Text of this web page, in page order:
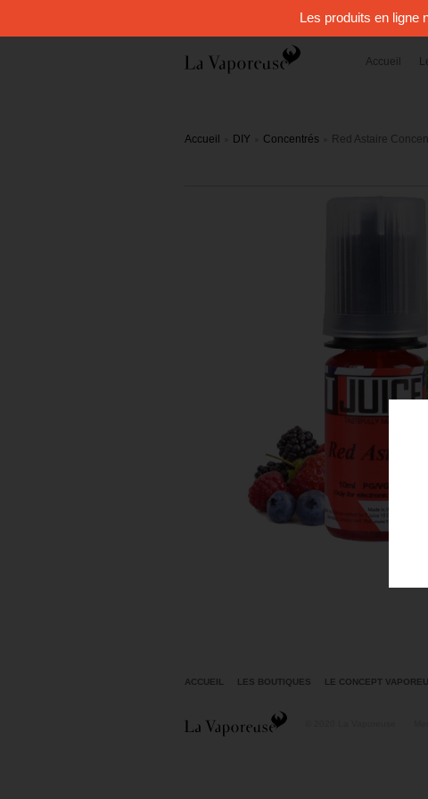
Les produits en ligne
Accueil
Accueil DIY Concentrés Red Astaire
ACCUEIL LES BOUTIQUES LE CONCEPT